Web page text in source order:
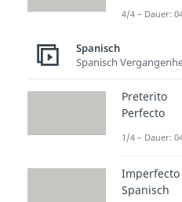
Verben
des
des Verbes im
jeweilige
bleibt bei
hängst du
der
hinten an.
4/4 – Dauer:
Spanisch
Spanisch
Preterito
Perfecto
1/4 – Dauer:
Imperfecto
Spanisch